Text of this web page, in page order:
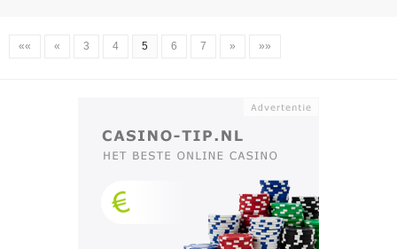
«« « 3 4 5 6 7 » »»